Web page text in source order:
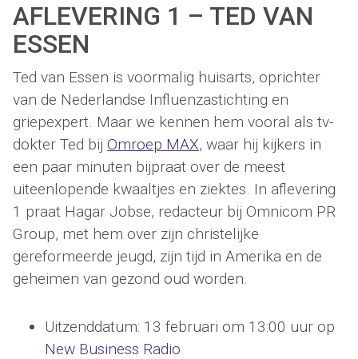
AFLEVERING 1 – TED VAN
ESSEN
Ted van Essen is voormalig huisarts, oprichter
van de Nederlandse Influenzastichting en
griepexpert. Maar we kennen hem vooral als tv-
dokter Ted bij Omroep MAX, waar hij kijkers in
een paar minuten bijpraat over de meest
uiteenlopende kwaaltjes en ziektes. In aflevering
1 praat Hagar Jobse, redacteur bij Omnicom PR
Group, met hem over zijn christelijke
gereformeerde jeugd, zijn tijd in Amerika en de
geheimen van gezond oud worden.
Uitzenddatum: 13 februari om 13:00 uur op
New Business Radio